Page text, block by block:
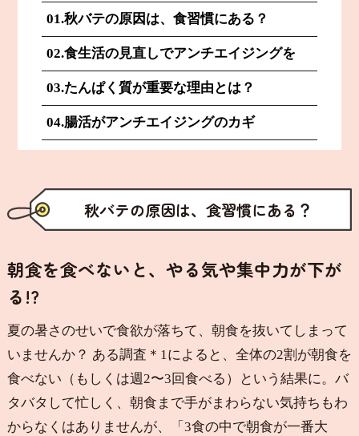
01.秋バテの原因は、食習慣にある？
02.食生活の見直しでアンチエイジングを
03.たんぱく質が重要な理由とは？
04.腸活がアンチエイジングのカギ
秋バテの原因は、食習慣にある？
朝食を食べないと、やる気や集中力が下が
る!?
夏の暑さのせいで食欲が落ちて、朝食を抜いてしまって
いませんか？ ある調査 ＊1によると、全体の2割が朝食を
食べない（もしくは週2〜3回食べる）という結果に。バ
タバタして忙しく、朝食まで手がまわらない気持ちもわ
からなくはありませんが、「3食の中で朝食が一番大